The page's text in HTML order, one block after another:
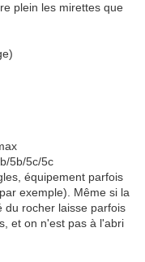
plein les mirettes que
5b/5c/5c
équipement parfois
exemple). Même si la
du rocher laisse parfois
et on n'est pas à l'abri